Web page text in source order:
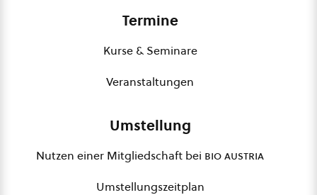
Termine
Kurse & Seminare
Veranstaltungen
Umstellung
Nutzen einer Mitgliedschaft bei bio austria
Umstellungszeitplan